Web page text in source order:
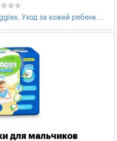
, Уход за кожей ребенка,
для мальчиков